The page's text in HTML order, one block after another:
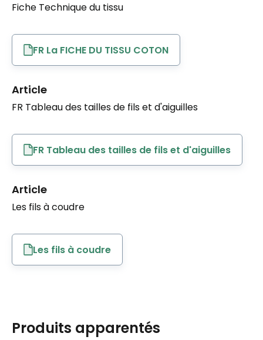
Fiche Technique du tissu
FR La FICHE DU TISSU COTON
Article
FR Tableau des tailles de fils et d'aiguilles
FR Tableau des tailles de fils et d'aiguilles
Article
Les fils à coudre
Les fils à coudre
Produits apparentés